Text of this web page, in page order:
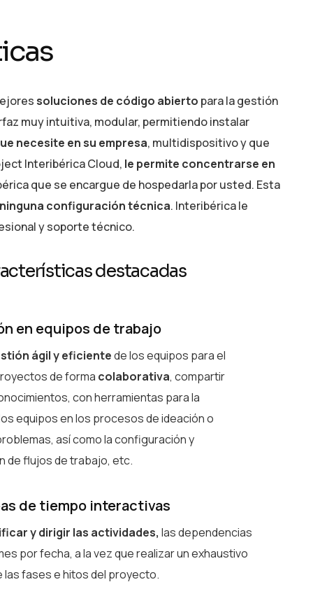
icas
soluciones de código abierto para la gestión
muy intuitiva, modular, permitiendo instalar
necesite en su empresa, multidispositivo y que
Interibérica Cloud, le permite concentrarse en
que se encargue de hospedarla por usted. Esta
configuración técnica. Interibérica le
y soporte técnico.
acterísticasdestacadas
en equipos de trabajo
ágil y eficientede los equipos para el
de forma colaborativa, compartir
con herramientas para la
equipos en los procesos de ideación o
así como la configuración y
de flujos de trabajo, etc.
de tiempo interactivas
y dirigir las actividades, las dependencias
por fecha, a la vez que realizar un exhaustivo
las fases e hitos del proyecto.